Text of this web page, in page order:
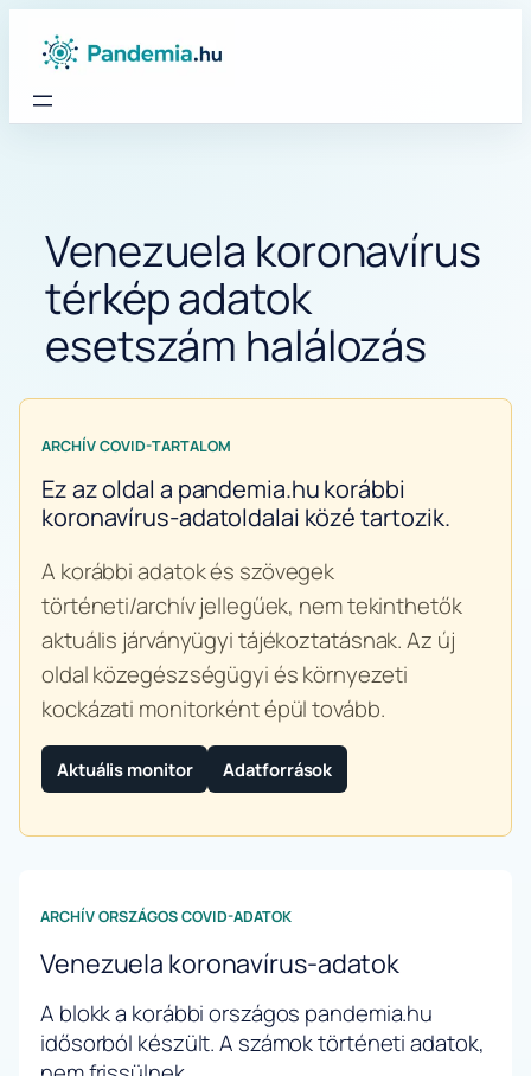
Venezuela koronavírus
térkép adatok
esetszám halálozás
ARCHÍV COVID-TARTALOM
Ez az oldal a pandemia.hu korábbi
koronavírus-adatoldalai közé tartozik.
A korábbi adatok és szövegek
történeti/archív jellegűek, nem tekinthetők
aktuális járványügyi tájékoztatásnak. Az új
oldal közegészségügyi és környezeti
kockázati monitorként épül tovább.
Aktuális monitor Adatforrások
ARCHÍV ORSZÁGOS COVID-ADATOK
Venezuela koronavírus-adatok
A blokk a korábbi országos pandemia.hu
idősorból készült. A számok történeti adatok,